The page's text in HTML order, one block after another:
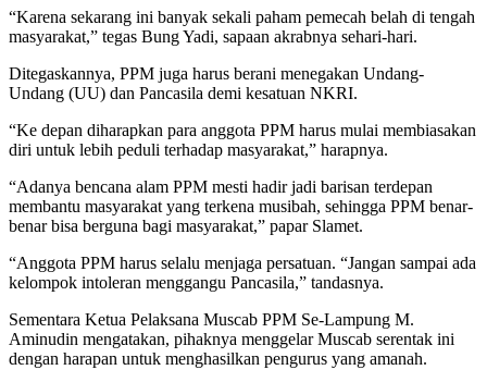
“Karena sekarang ini banyak sekali paham pemecah belah di tengah
masyarakat,” tegas Bung Yadi, sapaan akrabnya sehari-hari.
Ditegaskannya, PPM juga harus berani menegakan Undang-
Undang (UU) dan Pancasila demi kesatuan NKRI.
“Ke depan diharapkan para anggota PPM harus mulai membiasakan
diri untuk lebih peduli terhadap masyarakat,” harapnya.
“Adanya bencana alam PPM mesti hadir jadi barisan terdepan
membantu masyarakat yang terkena musibah, sehingga PPM benar-
benar bisa berguna bagi masyarakat,” papar Slamet.
“Anggota PPM harus selalu menjaga persatuan. “Jangan sampai ada
kelompok intoleran menggangu Pancasila,” tandasnya.
Sementara Ketua Pelaksana Muscab PPM Se-Lampung M.
Aminudin mengatakan, pihaknya menggelar Muscab serentak ini
dengan harapan untuk menghasilkan pengurus yang amanah.